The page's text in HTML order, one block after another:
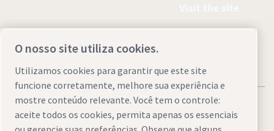
O nosso site utiliza cookies.
Utilizamos cookies para garantir que este site
funcione corretamente, melhore sua experiência e
mostre conteúdo relevante. Você tem o controle:
aceite todos os cookies, permita apenas os essenciais